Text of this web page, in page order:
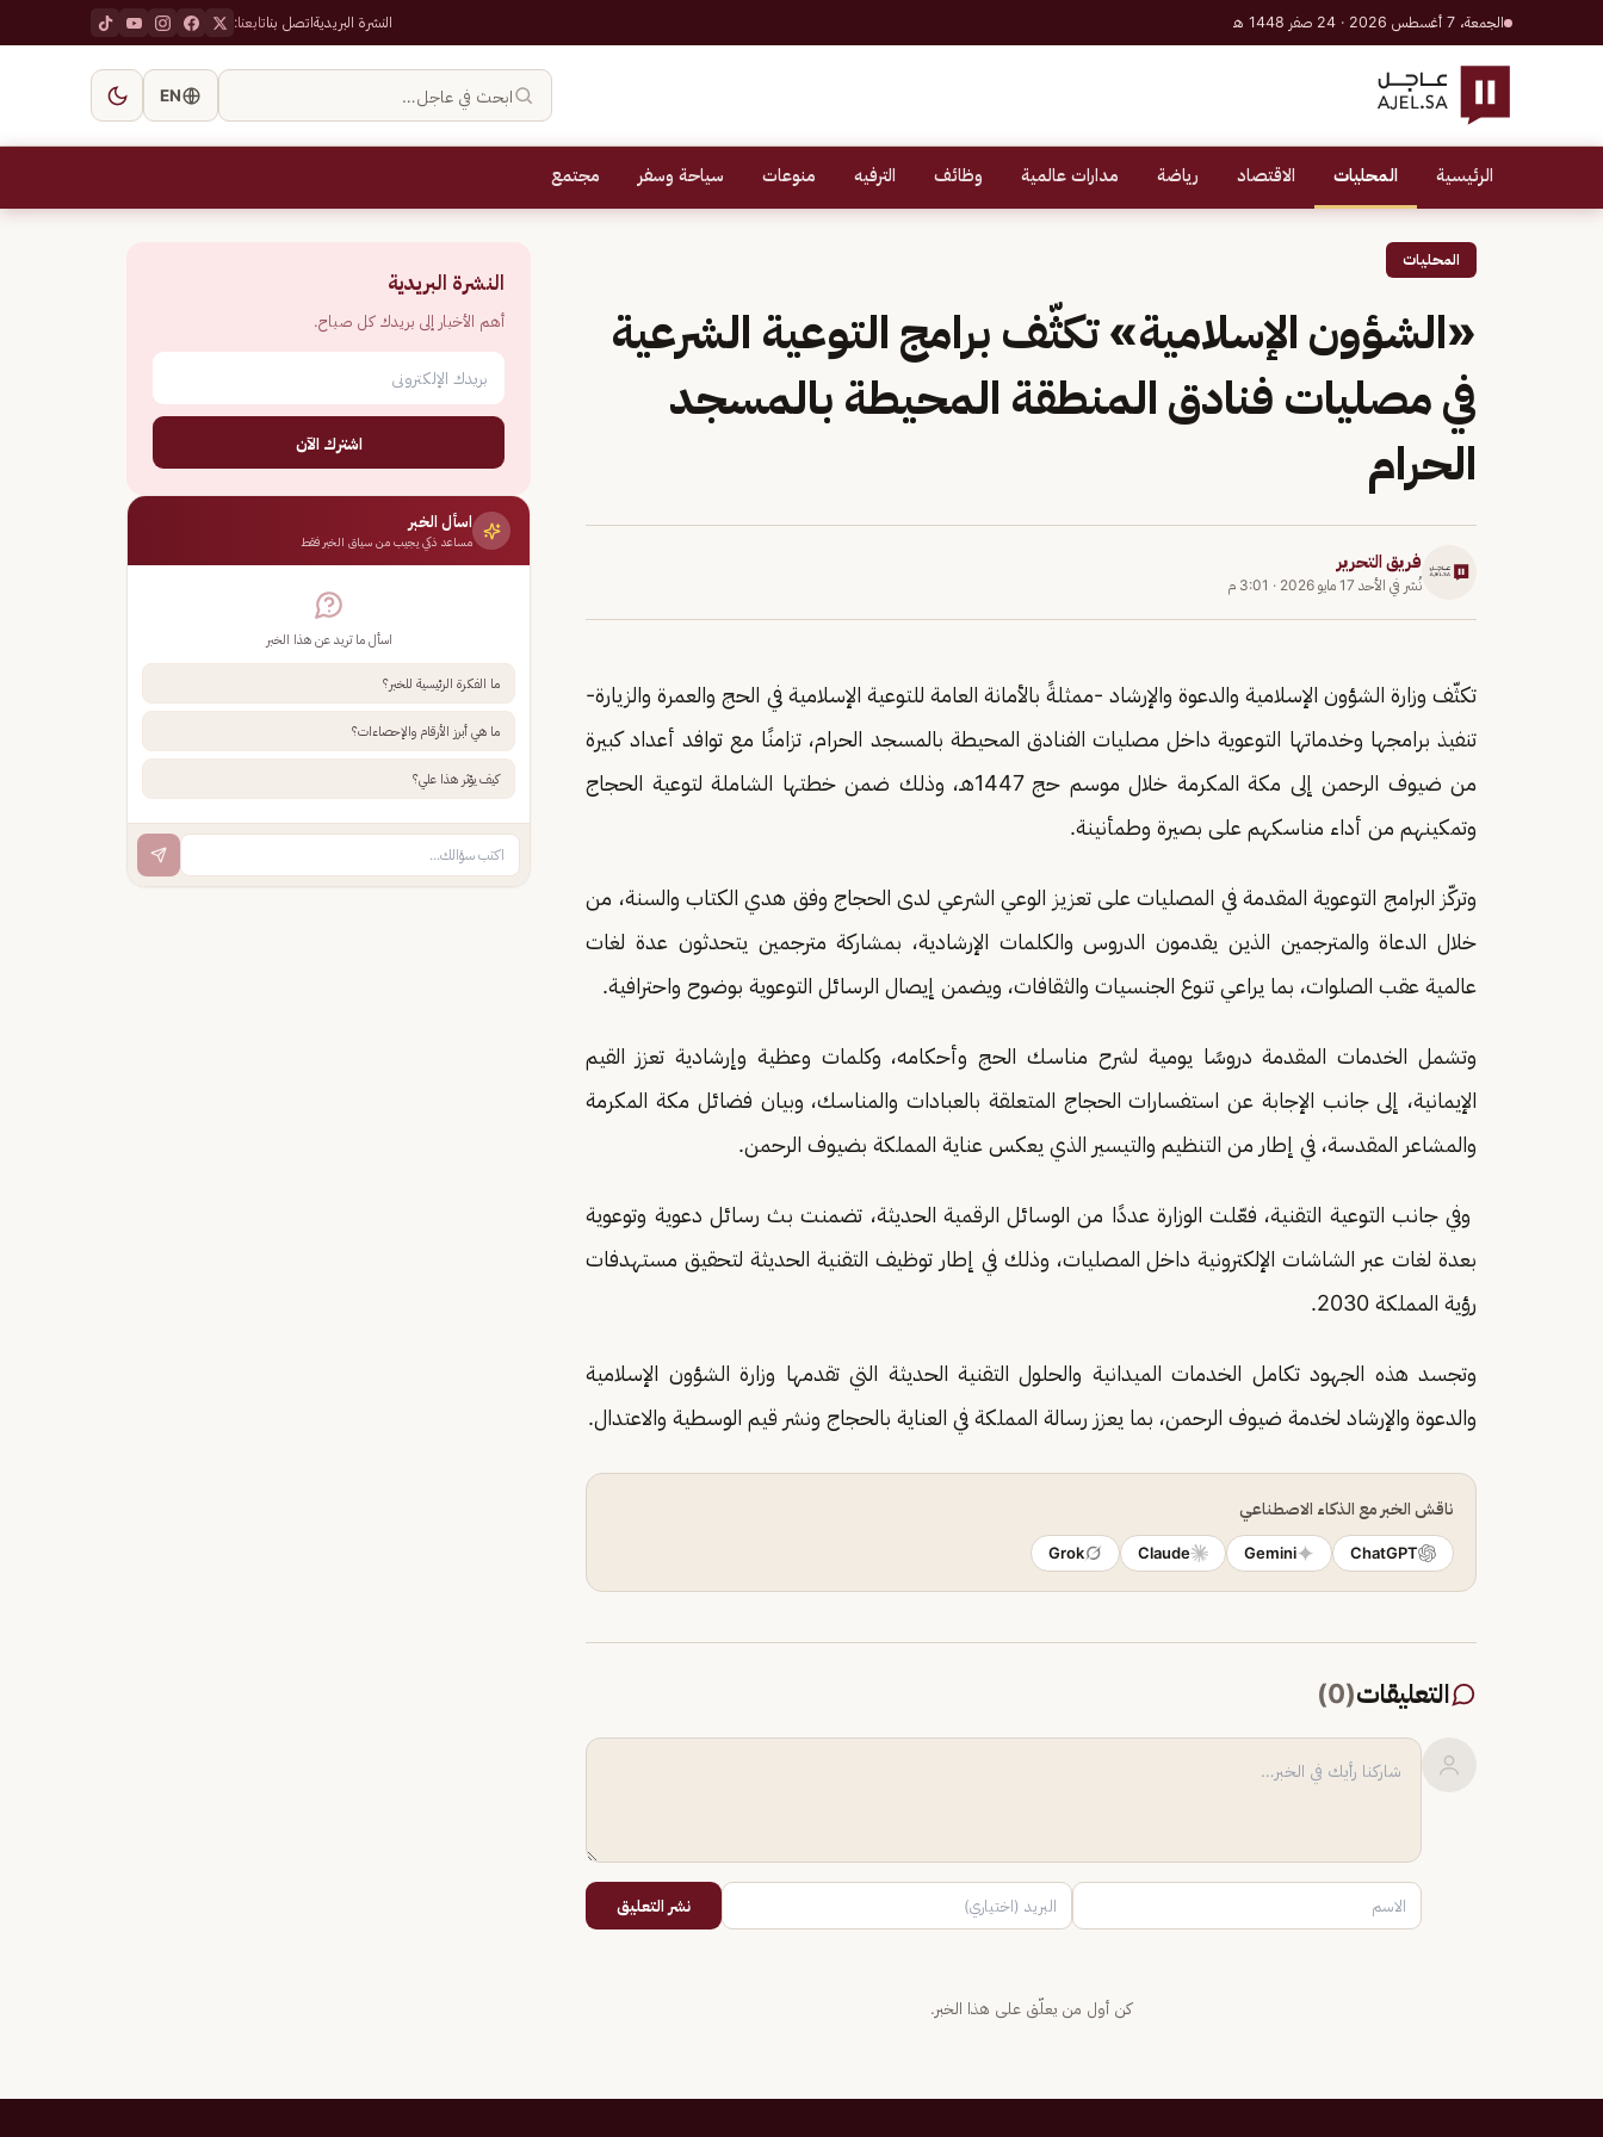
الجمعة، 7 أغسطس 2026 · 24 صفر 1448 هـ النشرة البريديةاتصل بناتابعنا:
ابحث في عاجل… EN
الرئيسية المحليات الاقتصاد رياضة مدارات عالمية وظائف الترفيه منوعات سياحة وسفر مجتمع
المحليات
«الشؤون الإسلامية» تكثّف برامج التوعية الشرعية
في مصليات فنادق المنطقة المحيطة بالمسجد
الحرام
فريق التحرير
نُشر في الأحد 17 مايو 2026 · 3:01 م
تكثّف وزارة الشؤون الإسلامية والدعوة والإرشاد -ممثلةً بالأمانة العامة للتوعية الإسلامية في الحج والعمرة والزيارة-
تنفيذ برامجها وخدماتها التوعوية داخل مصليات الفنادق المحيطة بالمسجد الحرام، تزامنًا مع توافد أعداد كبيرة
من ضيوف الرحمن إلى مكة المكرمة خلال موسم حج 1447هـ، وذلك ضمن خطتها الشاملة لتوعية الحجاج
وتمكينهم من أداء مناسكهم على بصيرة وطمأنينة.
وتركّز البرامج التوعوية المقدمة في المصليات على تعزيز الوعي الشرعي لدى الحجاج وفق هدي الكتاب والسنة، من
خلال الدعاة والمترجمين الذين يقدمون الدروس والكلمات الإرشادية، بمشاركة مترجمين يتحدثون عدة لغات
عالمية عقب الصلوات، بما يراعي تنوع الجنسيات والثقافات، ويضمن إيصال الرسائل التوعوية بوضوح واحترافية.
وتشمل الخدمات المقدمة دروسًا يومية لشرح مناسك الحج وأحكامه، وكلمات وعظية وإرشادية تعزز القيم
الإيمانية، إلى جانب الإجابة عن استفسارات الحجاج المتعلقة بالعبادات والمناسك، وبيان فضائل مكة المكرمة
والمشاعر المقدسة، في إطار من التنظيم والتيسير الذي يعكس عناية المملكة بضيوف الرحمن.
وفي جانب التوعية التقنية، فعّلت الوزارة عددًا من الوسائل الرقمية الحديثة، تضمنت بث رسائل دعوية وتوعوية
بعدة لغات عبر الشاشات الإلكترونية داخل المصليات، وذلك في إطار توظيف التقنية الحديثة لتحقيق مستهدفات
رؤية المملكة 2030.
وتجسد هذه الجهود تكامل الخدمات الميدانية والحلول التقنية الحديثة التي تقدمها وزارة الشؤون الإسلامية
والدعوة والإرشاد لخدمة ضيوف الرحمن، بما يعزز رسالة المملكة في العناية بالحجاج ونشر قيم الوسطية والاعتدال.
ناقش الخبر مع الذكاء الاصطناعي
ChatGPT
Gemini
Claude
Grok
التعليقات(
0
)
نشر التعليق
كن أول من يعلّق على هذا الخبر.
النشرة البريدية
أهم الأخبار إلى بريدك كل صباح.
اشترك الآن
اسأل الخبر
مساعد ذكي يجيب من سياق الخبر فقط
اسأل ما تريد عن هذا الخبر
ما الفكرة الرئيسية للخبر؟
ما هي أبرز الأرقام والإحصاءات؟
كيف يؤثر هذا علي؟